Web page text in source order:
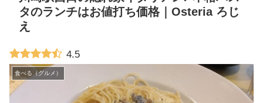
タのランチはお値打ち価格｜Osteria ろじ
え
4.5
食べる（グルメ）